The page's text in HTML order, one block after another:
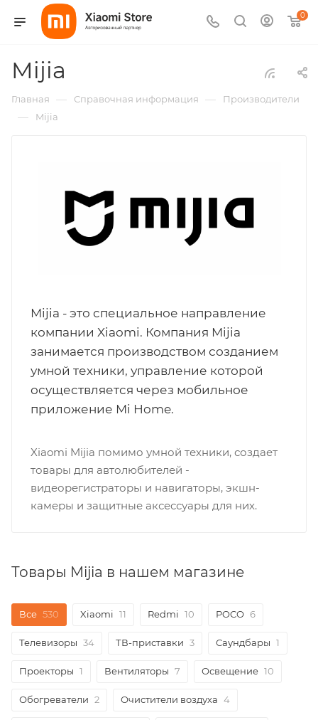
0
Mijia
Главная — Справочная информация — Производители
— Mijia
Mijia - это специальное направление
компании Xiaomi. Компания Mijia
занимается производством созданием
умной техники, управление которой
осуществляется через мобильное
приложение Mi Home.
Xiaomi Mijia помимо умной техники, создает
товары для автолюбителей -
видеорегистраторы и навигаторы, экшн-
камеры и защитные аксессуары для них.
Товары Mijia в нашем магазине
Все 530 Xiaomi 11 Redmi 10 POCO 6
Телевизоры 34 ТВ-приставки 3 Саундбары 1
Проекторы 1 Вентиляторы 7 Освещение 10
Обогреватели 2 Очистители воздуха 4